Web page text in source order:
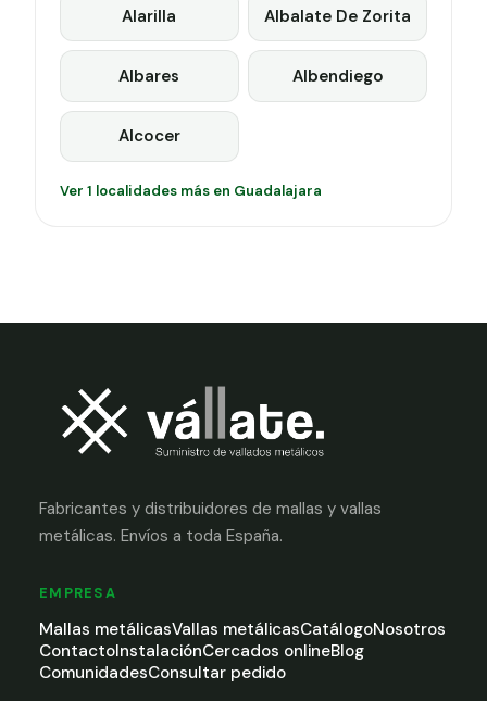
Alarilla Albalate De Zorita
Albares Albendiego
Alcocer
Ver 1 localidades más en Guadalajara
Fabricantes y distribuidores de mallas y vallas
metálicas. Envíos a toda España.
EMPRESA
Mallas metálicasVallas metálicasCatálogoNosotros
ContactoInstalaciónCercados onlineBlog
ComunidadesConsultar pedido